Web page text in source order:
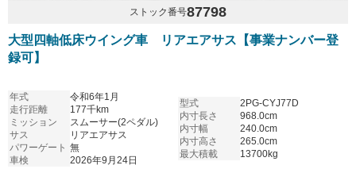
ストック番号87798
大型四軸低床ウイング車 リアエアサス【事業ナンバー登
録可】
年式
令和6年1月
走行距離
177千km
ミッション
スムーサー(2ペダル)
サス
リアエアサス
パワーゲート 無
車検
2026年9月24日
型式
2PG-CYJ77D
内寸長さ
968.0cm
内寸幅
240.0cm
内寸高さ
265.0cm
最大積載
13700kg